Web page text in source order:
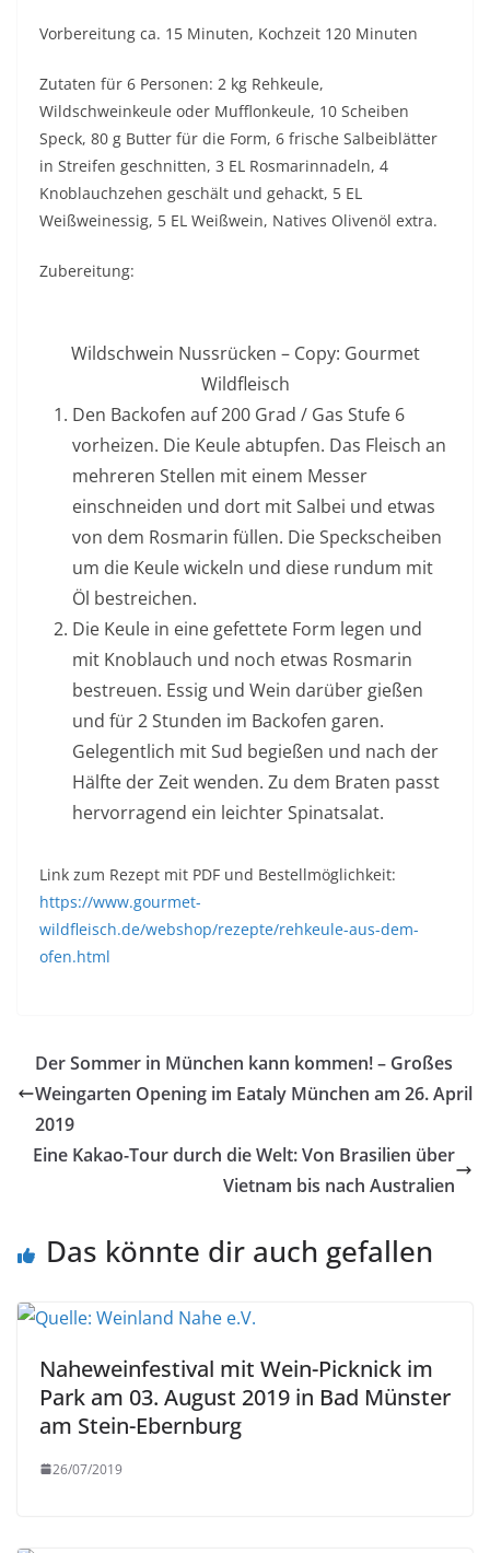
Vorbereitung ca. 15 Minuten, Kochzeit 120 Minuten
Zutaten für 6 Personen: 2 kg Rehkeule,
Wildschweinkeule oder Mufflonkeule, 10 Scheiben
Speck, 80 g Butter für die Form, 6 frische Salbeiblätter
in Streifen geschnitten, 3 EL Rosmarinnadeln, 4
Knoblauchzehen geschält und gehackt, 5 EL
Weißweinessig, 5 EL Weißwein, Natives Olivenöl extra.
Zubereitung:
Wildschwein Nussrücken – Copy: Gourmet
Wildfleisch
Den Backofen auf 200 Grad / Gas Stufe 6
vorheizen. Die Keule abtupfen. Das Fleisch an
mehreren Stellen mit einem Messer
einschneiden und dort mit Salbei und etwas
von dem Rosmarin füllen. Die Speckscheiben
um die Keule wickeln und diese rundum mit
Öl bestreichen.
Die Keule in eine gefettete Form legen und
mit Knoblauch und noch etwas Rosmarin
bestreuen. Essig und Wein darüber gießen
und für 2 Stunden im Backofen garen.
Gelegentlich mit Sud begießen und nach der
Hälfte der Zeit wenden. Zu dem Braten passt
hervorragend ein leichter Spinatsalat.
Link zum Rezept mit PDF und Bestellmöglichkeit:
https://www.gourmet-
wildfleisch.de/webshop/rezepte/rehkeule-aus-dem-
ofen.html
Der Sommer in München kann kommen! – Großes
Weingarten Opening im Eataly München am 26. April
2019
Eine Kakao-Tour durch die Welt: Von Brasilien über
Vietnam bis nach Australien
Das könnte dir auch gefallen
Naheweinfestival mit Wein-Picknick im
Park am 03. August 2019 in Bad Münster
am Stein-Ebernburg
26/07/2019